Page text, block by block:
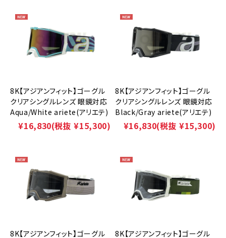
8K【アジアンフィット】ゴーグル
クリアシングルレンズ 眼鏡対応
Aqua/White ariete(アリエテ)
¥16,830(税抜 ¥15,300)
8K【アジアンフィット】ゴーグル
クリアシングルレンズ 眼鏡対応
Black/Gray ariete(アリエテ)
¥16,830(税抜 ¥15,300)
8K【アジアンフィット】ゴーグル
8K【アジアンフィット】ゴーグル